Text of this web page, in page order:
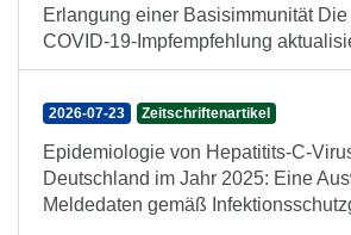
Erlangung einer Basisimmunität
COVID-19-Impfempfehlung
2026-07-23 Zeitschriftenartikel
Epidemiologie von Hepatitits-C-
Deutschland im Jahr 2025: Eine
Meldedaten gemäß